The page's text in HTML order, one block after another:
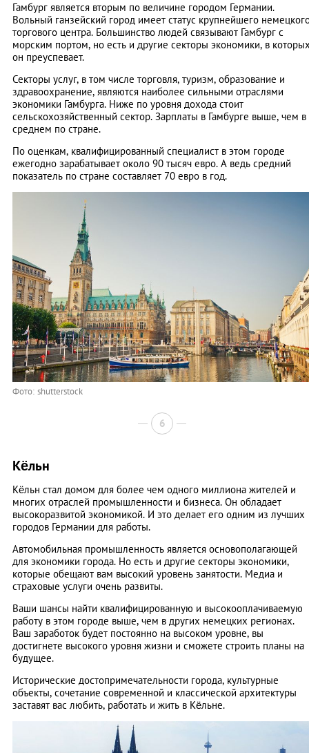
Гамбург является вторым по величине городом Германии.
Вольный ганзейский город имеет статус крупнейшего
торгового центра. Большинство людей связывают Гамбург с
морским портом, но есть и другие секторы экономики, в
он преуспевает.
Секторы услуг, в том числе торговля, туризм, образование и
здравоохранение, являются наиболее сильными отраслями
экономики Гамбурга. Ниже по уровня дохода стоит
сельскохозяйственный сектор. Зарплаты в Гамбурге выше, чем в
среднем по стране.
По оценкам, квалифицированный специалист в этом городе
ежегодно зарабатывает около 90 тысяч евро. А ведь средний
показатель по стране составляет 70 евро в год.
Фото: shutterstock
6
Кёльн
Кёльн стал домом для более чем одного миллиона жителей и
многих отраслей промышленности и бизнеса. Он обладает
высокоразвитой экономикой. И это делает его одним из лучших
городов Германии для работы.
Автомобильная промышленность является основополагающей
для экономики города. Но есть и другие секторы экономики,
которые обещают вам высокий уровень занятости. Медиа и
страховые услуги очень развиты.
Ваши шансы найти квалифицированную и высокооплачиваемую
работу в этом городе выше, чем в других немецких регионах.
Ваш заработок будет постоянно на высоком уровне, вы
достигнете высокого уровня жизни и сможете строить планы на
будущее.
Исторические достопримечательности города, культурные
объекты, сочетание современной и классической архитектуры
заставят вас любить, работать и жить в Кёльне.